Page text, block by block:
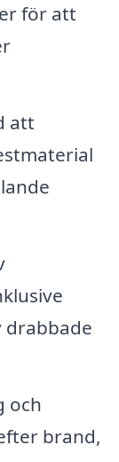
för att
att
och
brand,